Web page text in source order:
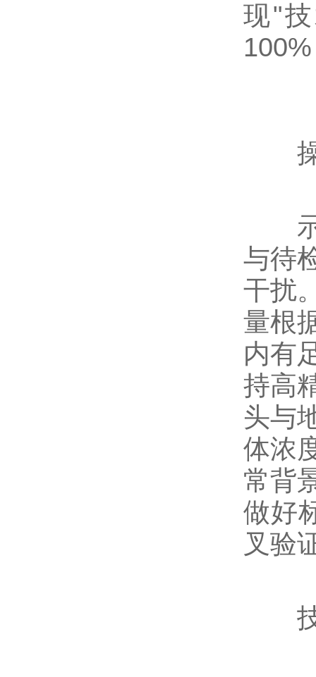
现"
操
示
与待
干扰
量根
内有
持高
头与
体浓
常背
做好
叉验
技